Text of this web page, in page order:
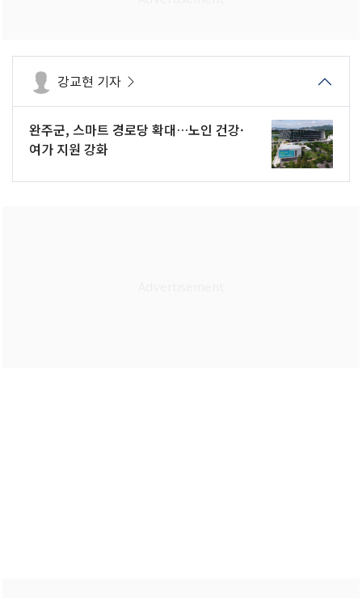
강교현 기자
완주군, 스마트 경로당 확대…노인 건강·
여가 지원 강화